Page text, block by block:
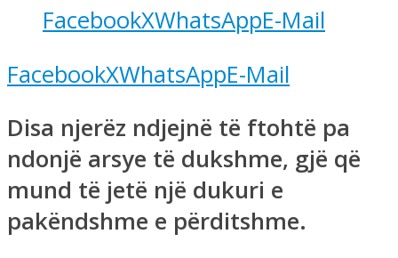
FacebookXWhatsAppE-Mail
FacebookXWhatsAppE-Mail
Disa njerëz ndjejnë të ftohtë pa
ndonjë arsye të dukshme, gjë që
mund të jetë një dukuri e
pakëndshme e përditshme.